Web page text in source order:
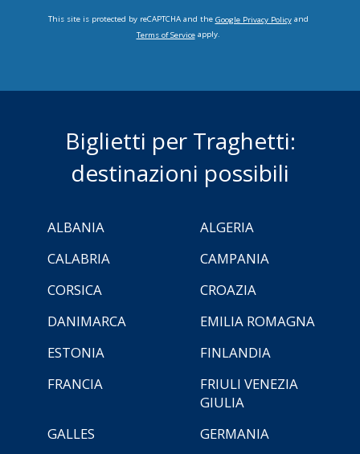
This site is protected by reCAPTCHA and the Google Privacy Policyand
Terms of Serviceapply.
Biglietti per Traghetti:
destinazioni possibili
ALBANIA
ALGERIA
CALABRIA
CAMPANIA
CORSICA
CROAZIA
DANIMARCA
EMILIA ROMAGNA
ESTONIA
FINLANDIA
FRANCIA
FRIULI VENEZIA
GIULIA
GALLES
GERMANIA